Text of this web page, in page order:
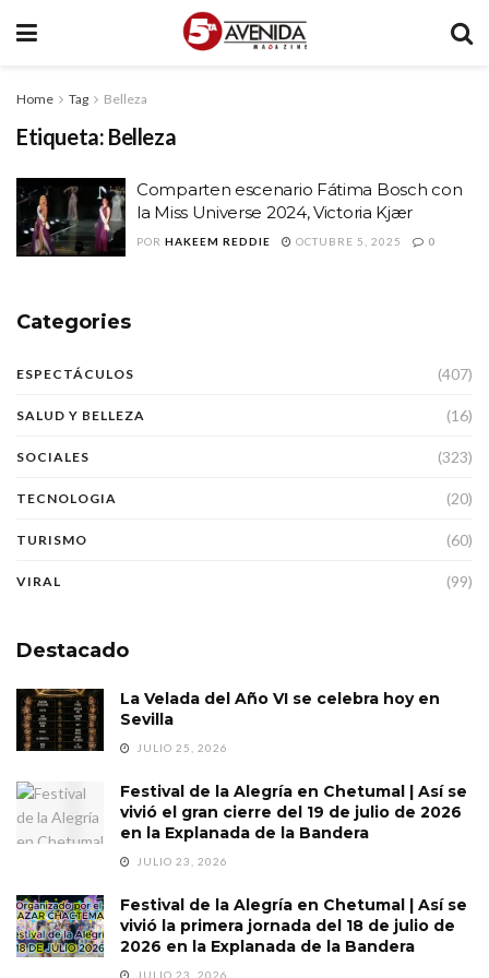
Home Tag Belleza
Etiqueta: Belleza
Comparten escenario Fátima Bosch con
la Miss Universe 2024, Victoria Kjær
POR HAKEEM REDDIE OCTUBRE 5, 2025 0
Categories
ESPECTÁCULOS (407)
SALUD Y BELLEZA (16)
SOCIALES (323)
TECNOLOGIA (20)
TURISMO (60)
VIRAL (99)
Destacado
La Velada del Año VI se celebra hoy en
Sevilla
JULIO 25, 2026
Festival de la Alegría en Chetumal | Así se
vivió el gran cierre del 19 de julio de 2026
en la Explanada de la Bandera
JULIO 23, 2026
Festival de la Alegría en Chetumal | Así se
vivió la primera jornada del 18 de julio de
2026 en la Explanada de la Bandera
JULIO 23, 2026